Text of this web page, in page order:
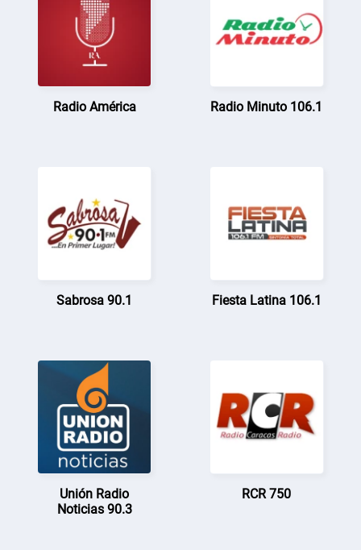
Radio América Radio Minuto 106.1
Sabrosa 90.1 Fiesta Latina 106.1
Unión Radio
Noticias 90.3
RCR 750